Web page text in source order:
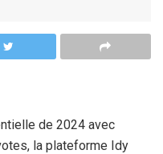
de 2024 avec
la plateforme Idy